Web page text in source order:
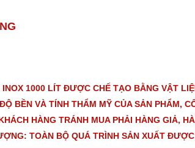
1000 LÍT ĐƯỢC CHẾ TẠO BẰNG VẬT
BỀN VÀ TÍNH THẨM MỸ CỦA SẢN PHẨM,
HÀNG TRÁNH MUA PHẢI HÀNG GIẢ,
TOÀN BỘ QUÁ TRÌNH SẢN XUẤT